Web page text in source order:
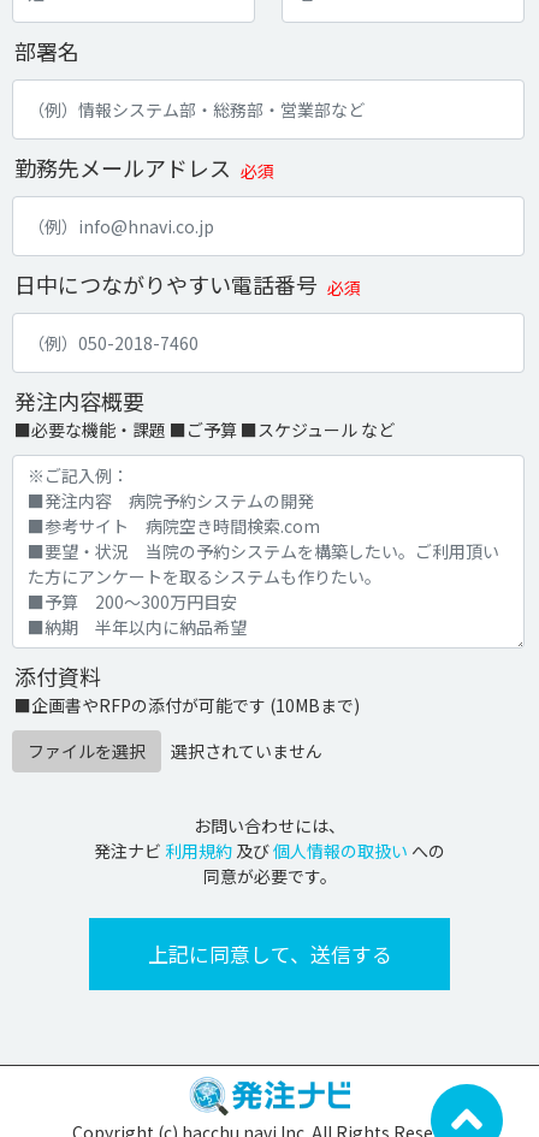
部署名
勤務先メールアドレス 必須
日中につながりやすい電話番号 必須
発注内容概要
■必要な機能・課題 ■ご予算 ■スケジュール など
添付資料
■企画書やRFPの添付が可能です (10MBまで)
ファイルを選択
選択されていません
お問い合わせには、
発注ナビ 利用規約 及び個人情報の取扱い への
同意が必要です。